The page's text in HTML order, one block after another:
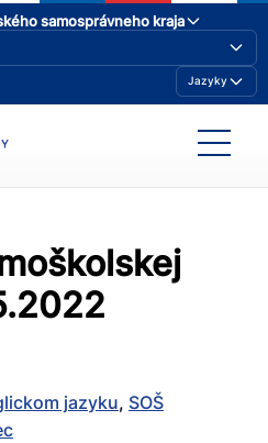
samosprávneho kraja
Jazyky
jazyku, SOŠ